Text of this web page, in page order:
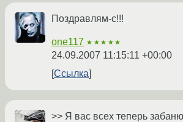
Поздравлям-с!!!
one117 ★★★★★
24.09.2007 11:15:11 +00:00
Ссылка
>> Я вас всех теперь